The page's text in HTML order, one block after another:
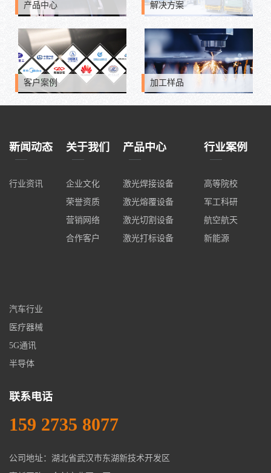
产品中心 解决方案
客户案例 加工样品
新闻动态
行业资讯
关于我们
企业文化
荣誉资质
营销网络
合作客户
产品中心
激光焊接设备
激光熔覆设备
激光切割设备
激光打标设备
行业案例
高等院校
军工科研
航空航天
新能源
汽车行业
医疗器械
5G通讯
半导体
联系电话
159 2735 8077
公司地址：湖北省武汉市东湖新技术开发区